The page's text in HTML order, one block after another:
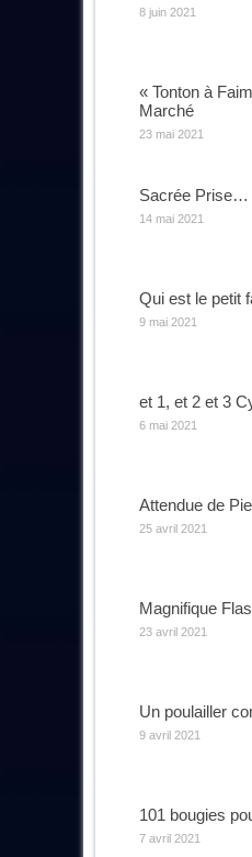
8 juin 2021
« Tonton à
Marché
23 mai 2021
Sacrée Prise…
14 mai 2021
Qui est le petit
9 mai 2021
et 1, et 2 et 3
6 mai 2021
Attendue de
25 avril 2021
Magnifique
23 avril 2021
Un poulailler
9 avril 2021
101 bougies
7 avril 2021